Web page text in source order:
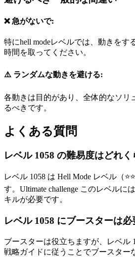
❌ 急がないで:
特にhell modeレベルでは、動きをす
時間を取ってください。
⚠️ ランダムな動きを避ける:
各動きは目的があり、全体的なソリ
るべきです。
よくある質問
レベル 1058 の難易度はどれく
レベル 1058 は Hell Mode レベル（
す。Ultimate challenge このレベルに
キルが必要です。
レベル 1058 にブースターは必
ブースターは役立ちますが、レベル
戦略ガイドに従うことでブースター